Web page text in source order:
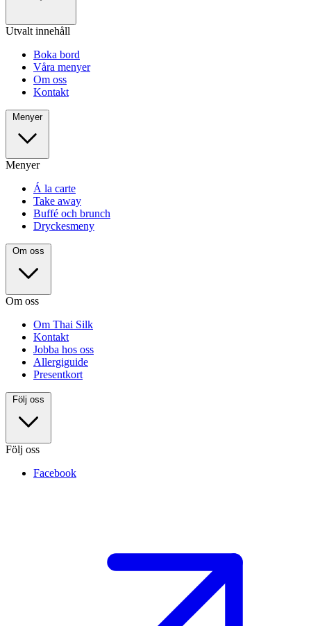
Utvalt innehåll
Boka bord
Våra menyer
Om oss
Kontakt
Menyer
Menyer
Á la carte
Take away
Buffé och brunch
Dryckesmeny
Om oss
Om oss
Om Thai Silk
Kontakt
Jobba hos oss
Allergiguide
Presentkort
Följ oss
Följ oss
Facebook